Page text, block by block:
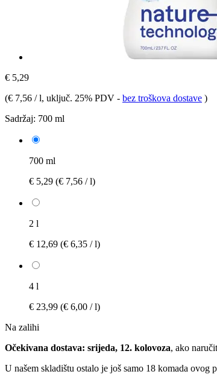
€ 5,29
(€ 7,56 / l, uključ. 25% PDV - bez troškova dostave )
Sadržaj: 700 ml
700 ml
€ 5,29 (€ 7,56 / l)
2 l
€ 12,69 (€ 6,35 / l)
4 l
€ 23,99 (€ 6,00 / l)
Na zalihi
Očekivana dostava: srijeda, 12. kolovoza, ako
U našem skladištu ostalo je još samo 18 komada